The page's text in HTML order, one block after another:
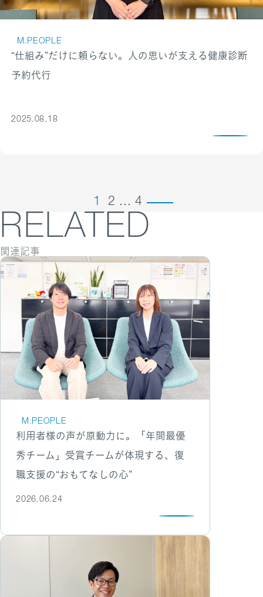
M.PEOPLE
“仕組み”だけに頼らない。人の思いが支える健康診断
予約代行
2025.08.18
1 2 ... 4
RELATED
関連記事
M.PEOPLE
利用者様の声が原動力に。「年間最優
秀チーム」受賞チームが体現する、復
職支援の“おもてなしの心”
2026.06.24